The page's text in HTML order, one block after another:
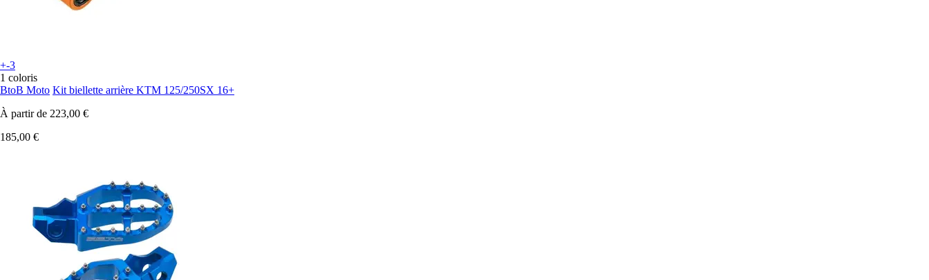
+-3
1 coloris
BtoB Moto Kit biellette arrière KTM 125/250SX 16+
À partir de 223,00 €
185,00 €